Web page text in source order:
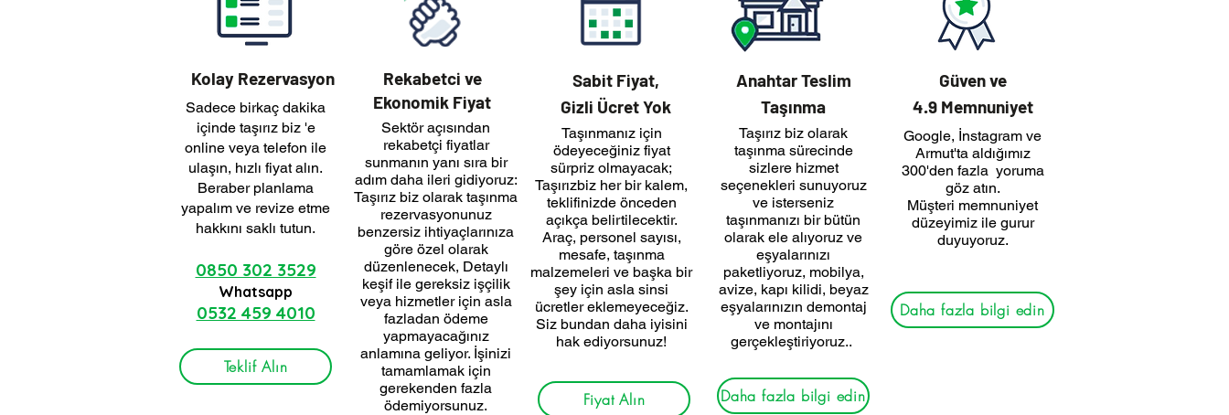
Kolay Rezervasyon
Sadece birkaç dakika
içinde taşırız biz 'e
online veya telefon ile
ulaşın, hızlı fiyat alın.
Beraber planlama
yapalım ve revize etme
hakkını saklı tutun.
0850 302 3529
Whatsapp
0532 459 4010
Teklif Alın
Rekabetci ve
Ekonomik Fiyat
Sektör açısından
rekabetçi fiyatlar
sunmanın yanı sıra bir
adım daha ileri gidiyoruz:
Taşırız biz olarak taşınma
rezervasyonunuz
benzersiz ihtiyaçlarınıza
göre özel olarak
düzenlenecek, Detaylı
keşif ile gereksiz işçilik
veya hizmetler için asla
fazladan ödeme
yapmayacağınız
anlamına geliyor. İşinizi
tamamlamak için
gerekenden fazla
ödemiyorsunuz.
Sabit Fiyat,
Gizli Ücret Yok
Taşınmanız için
ödeyeceğiniz fiyat
sürpriz olmayacak;
Taşırızbiz her bir kalem,
teklifinizde önceden
açıkça belirtilecektir.
Araç, personel sayısı,
mesafe, taşınma
malzemeleri ve başka bir
şey için asla sinsi
ücretler eklemeyeceğiz.
Siz bundan daha iyisini
hak ediyorsunuz!
Fiyat Alın
Anahtar Teslim
Taşınma
Taşırız biz olarak
taşınma sürecinde
sizlere hizmet
seçenekleri sunuyoruz
ve isterseniz
taşınmanızı bir bütün
olarak ele alıyoruz ve
eşyalarınızı
paketliyoruz, mobilya,
avize, kapı kilidi, beyaz
eşyalarınızın demontaj
ve montajını
gerçekleştiriyoruz..
Daha fazla bilgi edin
Güven ve
4.9 Memnuniyet
Google, İnstagram ve
Armut'ta aldığımız
300'den fazla yoruma
göz atın.
Müşteri memnuniyet
düzeyimiz ile gurur
duyuyoruz.
Daha fazla bilgi edin